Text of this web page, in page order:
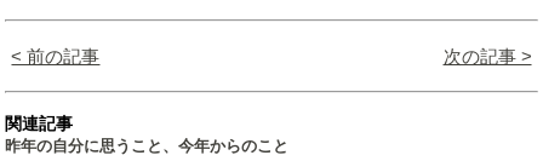
< 前の記事 次の記事 >
関連記事
昨年の自分に思うこと、今年からのこと